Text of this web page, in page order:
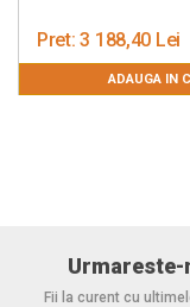
3 188,40 Lei
ADAUGA IN COS
Urmareste-
Fii la curent cu